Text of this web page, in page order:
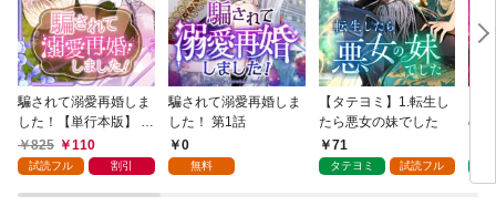
騙されて溺愛再婚しま
した！【単行本版】 1
巻825 110
試読フル 割引
騙されて溺愛再婚しま
した！ 第1話
0
無料
【タテヨミ】1.転生し
たら悪女の妹でした
71
タテヨミ 試読フル
の